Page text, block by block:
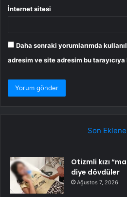
İnternet sitesi
Daha sonraki yorumlarımda
adresim ve site adresim bu
Son
Otizmli kızı
diye dövdüler
Ağustos 7, 2026